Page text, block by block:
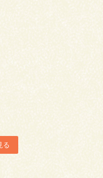
る